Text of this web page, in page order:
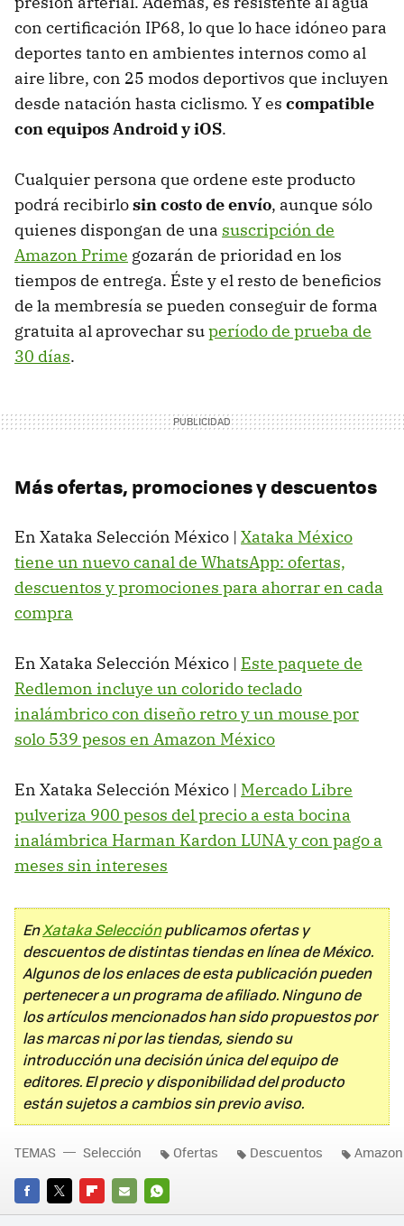
con certificación IP68, lo que lo hace idóneo para
deportes tanto en ambientes internos como al
aire libre, con 25 modos deportivos que incluyen
desde natación hasta ciclismo. Y es compatible
con equipos Android y iOS.
Cualquier persona que ordene este producto
podrá recibirlosin costo de envío, aunque sólo
quienes dispongan de una suscripción de
Amazon Prime gozarán de prioridad en los
tiempos de entrega. Éste y el resto de beneficios
de la membresía se pueden conseguir de forma
gratuita al aprovechar superíodo de prueba de
30 días.
Más ofertas, promociones y descuentos
En Xataka Selección México | Xataka México
tiene un nuevo canal de WhatsApp: ofertas,
descuentos y promociones para ahorrar en cada
compra
En Xataka Selección México | Este paquete de
Redlemon incluye un colorido teclado
inalámbrico con diseño retro y un mouse por
solo 539 pesos en Amazon México
En Xataka Selección México | Mercado Libre
pulveriza 900 pesos del precio a esta bocina
inalámbrica Harman Kardon LUNA y con pago a
meses sin intereses
EnXataka Selecciónpublicamos ofertas y
descuentos de distintas tiendas en línea de México.
Algunos de los enlaces de esta publicación pueden
pertenecer a un programa de afiliado. Ninguno de
los artículos mencionados han sido propuestos por
las marcas ni por las tiendas, siendo su
introducción una decisión única del equipo de
editores. El precio y disponibilidad del producto
están sujetos a cambios sin previo aviso.
FACEBOOK
TWITTERFLIPBOARD
E-
WHATSAPP
TEMAS Selección Ofertas Descuentos